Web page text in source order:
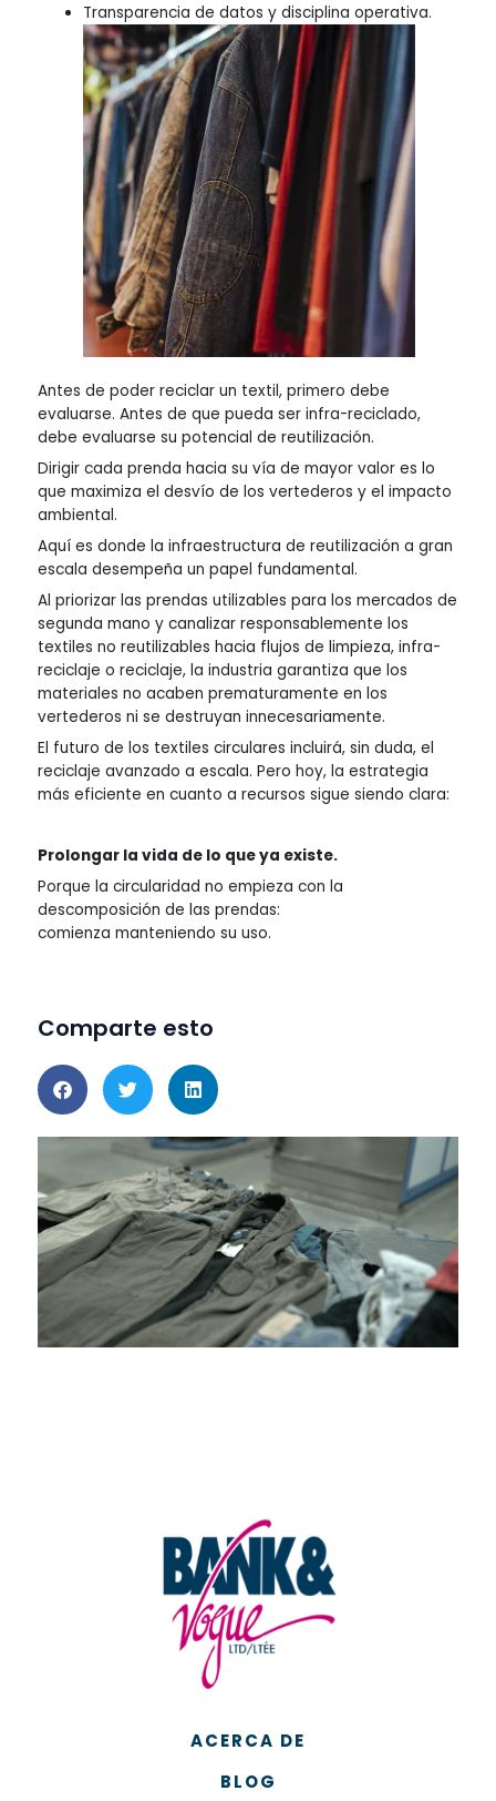
Transparencia de datos y disciplina operativa.
Antes de poder reciclar un textil, primero debe
evaluarse. Antes de que pueda ser infra-reciclado,
debe evaluarse su potencial de reutilización.
Dirigir cada prenda hacia su vía de mayor valor es lo
que maximiza el desvío de los vertederos y el impacto
ambiental.
Aquí es donde la infraestructura de reutilización a gran
escala desempeña un papel fundamental.
Al priorizar las prendas utilizables para los mercados de
segunda mano y canalizar responsablemente los
textiles no reutilizables hacia flujos de limpieza, infra-
reciclaje o reciclaje, la industria garantiza que los
materiales no acaben prematuramente en los
vertederos ni se destruyan innecesariamente.
El futuro de los textiles circulares incluirá, sin duda, el
reciclaje avanzado a escala. Pero hoy, la estrategia
más eficiente en cuanto a recursos sigue siendo clara:
Prolongar la vida de lo que ya existe.
Porque la circularidad no empieza con la
descomposición de las prendas:
comienza manteniendo su uso.
Comparte esto
ACERCA DE
BLOG